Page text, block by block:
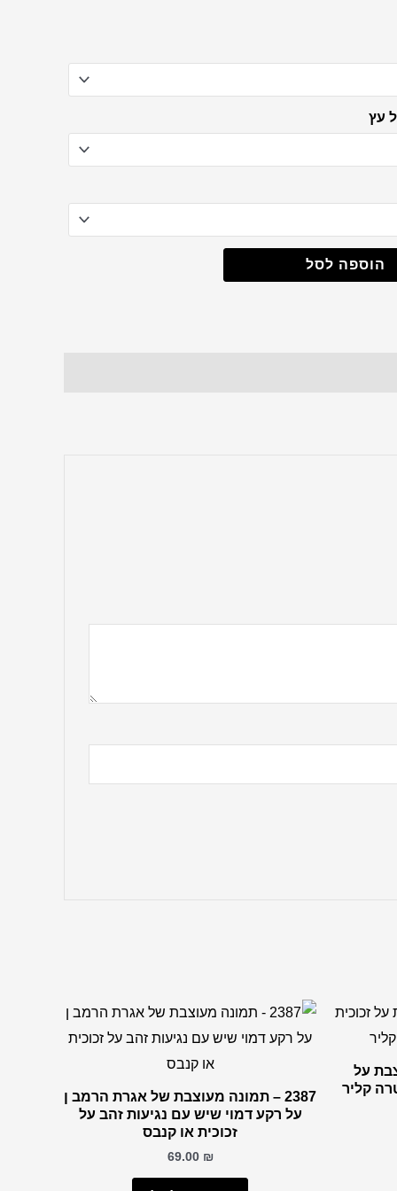
עץ
הוספה לסל
על
קליר
2387 – תמונה מעוצבת של אגרת הרמב ן
על רקע דמוי שיש עם נגיעות זהב על
זכוכית או קנבס
69.00 ₪